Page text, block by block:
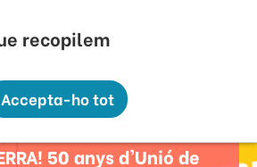
50 anys d'Unió de
següents finalitats:
Accepta-ho tot